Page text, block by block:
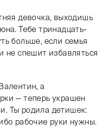
девочка, выходишь
Тебе тринадцать-
больше, если семья
не спешит избавляться
а
— теперь украшен
Ты родила детишек:
рабочие руки нужны.